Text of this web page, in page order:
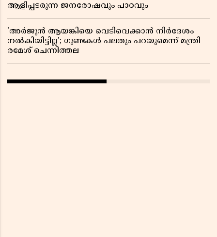
ആളിപ്പടരുന്ന ജനരോഷവും പാഠവും
'അർജുൻ ആയങ്കിയെ വെടിവെക്കാൻ നിർദേശം
നൽകിയിട്ടില്ല'; ഗുണ്ടകൾ പലതും പറയുമെന്ന് മന്ത്രി
രമേശ് ചെന്നിത്തല